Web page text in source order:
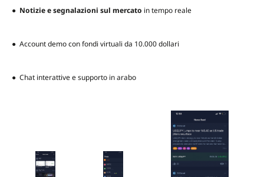
● Notizie e segnalazioni sul mercato in tempo reale
● Account demo con fondi virtuali da 10.000 dollari
● Chat interattive e supporto in arabo